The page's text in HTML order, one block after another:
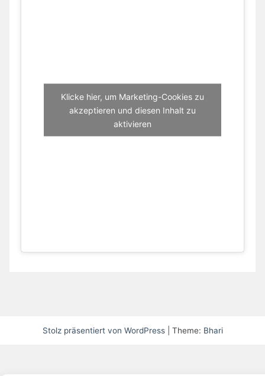
Klicke hier, um Marketing-Cookies zu
akzeptieren und diesen Inhalt zu
aktivieren
Stolz präsentiert von WordPress Theme: Bhari